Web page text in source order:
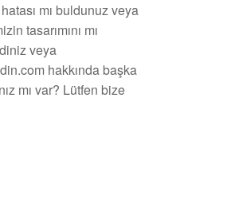
mı buldunuz veya
tasarımını mı
veya
hakkında başka
mı var? Lütfen bize